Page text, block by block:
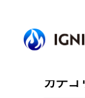
カテゴ